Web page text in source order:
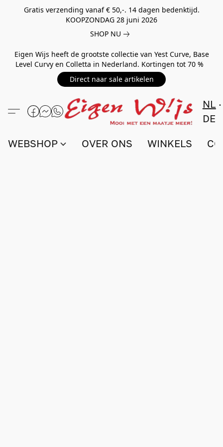
Gratis verzending vanaf € 50,-. 14 dagen bedenktijd.
KOOPZONDAG 28 juni 2026
SHOP NU
Eigen Wijs heeft de grootste collectie van Yest Curve, Base
Level Curvy en Colletta in Nederland. Kortingen tot 70 %
Direct naar sale artikelen
NL
DE
WEBSHOP OVER ONS WINKELS